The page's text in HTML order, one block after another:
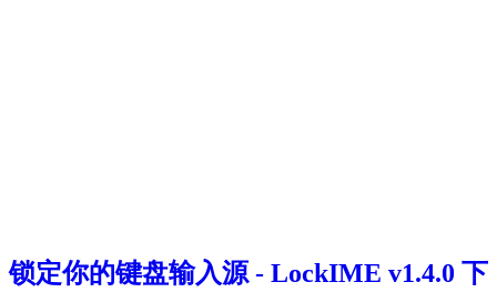
锁定你的键盘输入源 - LockIME v1.4.0 下